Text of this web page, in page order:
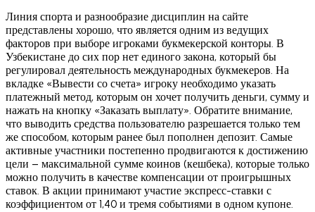
Линия спорта и разнообразие дисциплин на сайте
представлены хорошо, что является одним из ведущих
факторов при выборе игроками букмекерской конторы. В
Узбекистане до сих пор нет единого закона, который бы
регулировал деятельность международных букмекеров. На
вкладке «Вывести со счета» игроку необходимо указать
платежный метод, которым он хочет получить деньги, сумму и
нажать на кнопку «Заказать выплату». Обратите внимание,
что выводить средства пользователю разрешается только тем
же способом, которым ранее был пополнен депозит. Самые
активные участники постепенно продвигаются к достижению
цели – максимальной сумме коинов (кешбека), которые только
можно получить в качестве компенсации от проигрышных
ставок. В акции принимают участие экспресс-ставки с
коэффициентом от 1,40 и тремя событиями в одном купоне.